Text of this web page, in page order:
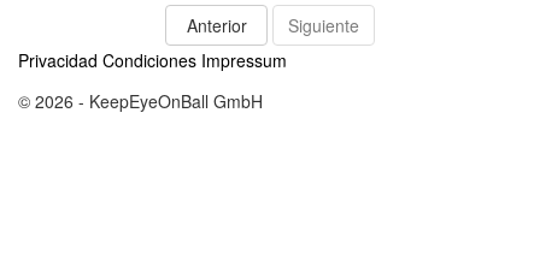
Anterior
Siguiente
Privacidad Condiciones Impressum
© 2026 - KeepEyeOnBall GmbH